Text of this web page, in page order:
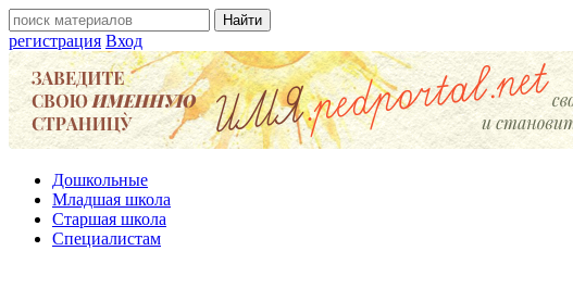
регистрация Вход
Дошкольные
Младшая школа
Старшая школа
Специалистам